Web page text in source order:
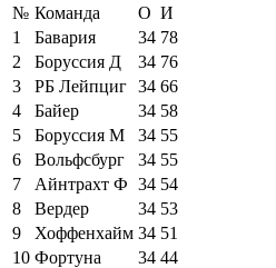
№ Команда О И
1
Бавария 34 78
2
Боруссия Д 34 76
3
РБ Лейпциг 34 66
4
Байер 34 58
5
Боруссия М 34 55
6
Вольфсбург 34 55
7
Айнтрахт Ф 34 54
8
Вердер 34 53
9
Хоффенхайм 34 51
10 Фортуна 34 44